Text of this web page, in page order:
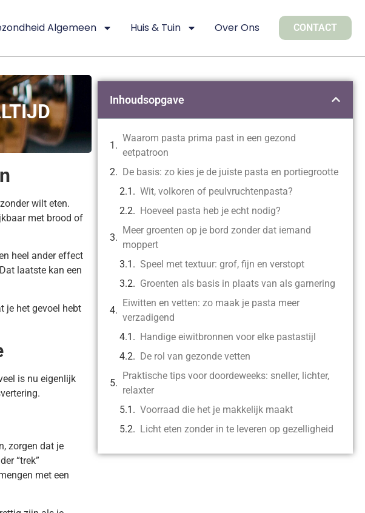
Algemeen Huis & Tuin Over Ons CONTACT
wilt eten.
met brood of
heel ander effect
laatste kan een
je het gevoel hebt
is nu eigenlijk
zorgen dat je
“trek”
met een
Inhoudsopgave
Waarom pasta prima past in een gezond
eetpatroon
De basis: zo kies je de juiste pasta en portiegrootte
Wit, volkoren of peulvruchtenpasta?
Hoeveel pasta heb je echt nodig?
Meer groenten op je bord zonder dat iemand
moppert
Speel met textuur: grof, fijn en verstopt
Groenten als basis in plaats van als garnering
Eiwitten en vetten: zo maak je pasta meer
verzadigend
Handige eiwitbronnen voor elke pastastijl
De rol van gezonde vetten
Praktische tips voor doordeweeks: sneller, lichter,
relaxter
Voorraad die het je makkelijk maakt
Licht eten zonder in te leveren op gezelligheid